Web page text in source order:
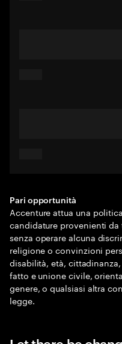
Pari opportunità
Accenture attua una
candidature provenienti
senza operare alcuna
religione o convinzioni
disabilità, età,
fatto e unione civile,
genere, o qualsiasi altra
legge.